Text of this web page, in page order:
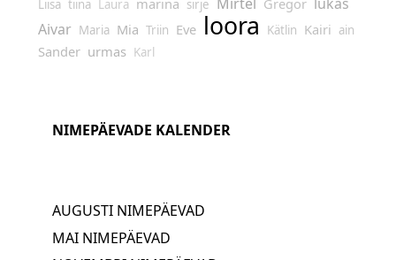
Liisa tiina Laura marina sirje Gregor
Aivar Maria Mia Triin Eve loora Kätlin Kairi ain
Sander urmas Karl
NIMEPÄEVADE KALENDER
AUGUSTI NIMEPÄEVAD
MAI NIMEPÄEVAD